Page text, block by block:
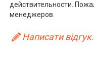
действительности.
менеджеров.
Написати